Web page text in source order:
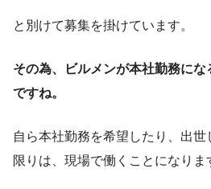
と別けて募集を掛けています。
その為、ビルメンが本社勤務に
ですね。
自ら本社勤務を希望したり、出
限りは、現場で働くことになりま